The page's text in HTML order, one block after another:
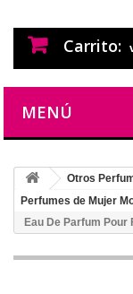
Carrito:
MENÚ
Otros
Perfumes de Mujer
Eau De Parfum Pour